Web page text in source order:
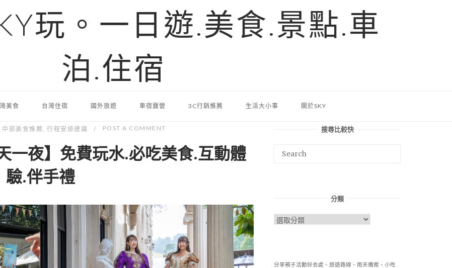
玩。一日遊.美食.景點.車
泊.住宿
美食 台灣住宿 國外旅遊 車宿露營 3C行銷推薦 生活大小事 關於SKY
中部美食推薦 ,行程安排建議 POST A COMMENT
一夜】免費玩水.必吃美食.互動體
驗.伴手禮
搜尋比較快
分類
分
分享親子活動好去處、旅遊路線、雨天備案、小吃